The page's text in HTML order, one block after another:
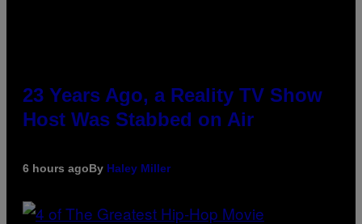
23 Years Ago, a Reality TV Show
Host Was Stabbed on Air
6 hours agoBy Haley Miller